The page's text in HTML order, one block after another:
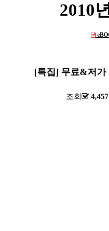
2010
[특집] 무료&저가
조회